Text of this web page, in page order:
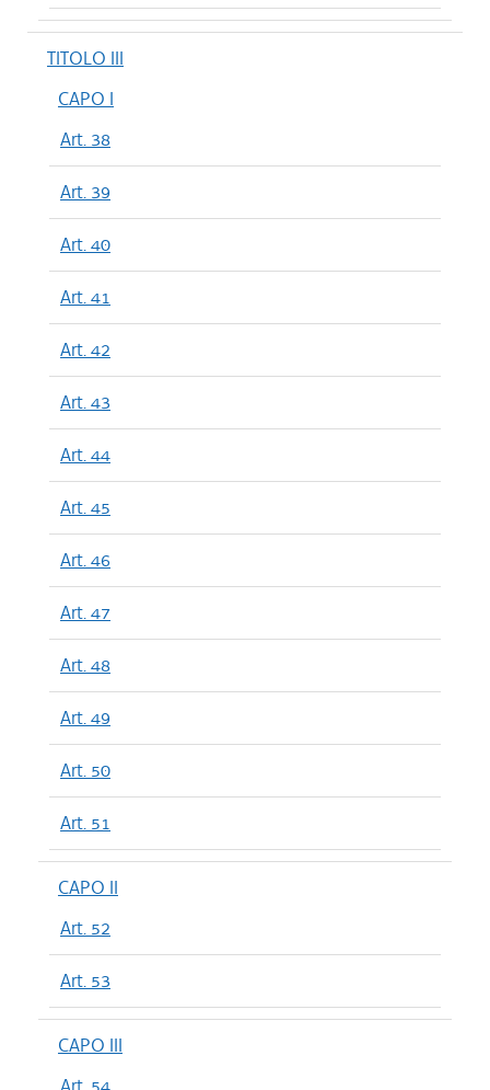
TITOLO III
CAPO I
Art. 38
Art. 39
Art. 40
Art. 41
Art. 42
Art. 43
Art. 44
Art. 45
Art. 46
Art. 47
Art. 48
Art. 49
Art. 50
Art. 51
CAPO II
Art. 52
Art. 53
CAPO III